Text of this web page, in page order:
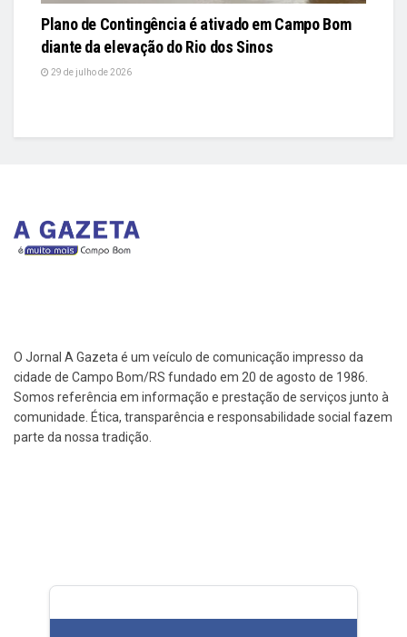
Plano de Contingência é ativado em Campo Bom
diante da elevação do Rio dos Sinos
29 de julho de 2026
O Jornal A Gazeta é um veículo de comunicação impresso da
cidade de Campo Bom/RS fundado em 20 de agosto de 1986.
Somos referência em informação e prestação de serviços junto à
comunidade. Ética, transparência e responsabilidade social fazem
parte da nossa tradição.